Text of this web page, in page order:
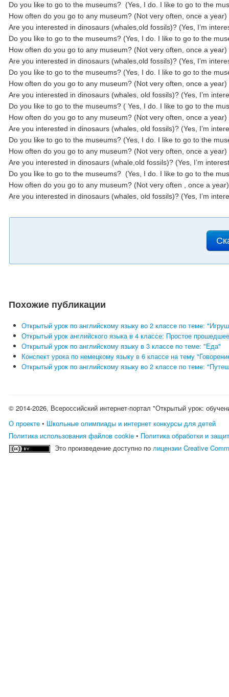
Do you like to go to the museums? (Yes, I do. I like to go to the
How often do you go to any museum? (Not very often, once a year)
Are you interested in dinosaurs (whales,old fossils)? (Yes, I’m
Do you like to go to the museums? (Yes, I do. I like to go to the
How often do you go to any museum? (Not very often, once a year)
Are you interested in dinosaurs (whales,old fossils)? (Yes, I’m
Do you like to go to the museums? (Yes, I do. I like to go to the
How often do you go to any museum? (Not very often, once a year)
Are you interested in dinosaurs (whales, old fossils)? (Yes, I’m
Do you like to go to the museums? ( Yes, I do. I like to go to the
How often do you go to any museum? (Not very often, once a year)
Are you interested in dinosaurs (whales, old fossils)? (Yes, I’m
Do you like to go to the museums? (Yes, I do. I like to go to the
How often do you go to any museum? (Not very often, once a year)
Are you interested in dinosaurs (whale,old fossils)? (Yes, I’m
Do you like to go to the museums? (Yes, I do. I like to go to the
How often do you go to any museum? (Not very often , once a year)
Are you interested in dinosaurs (whales, old
Похожие публикации
Открытый урок по английскому языку во 2 классе по теме:
Открытый урок английского языка в 4 классе: Простое
Открытый урок по английскому языку в 3 классе по теме: "Еда"
Конспект урока по немецкому языку в 6 классе на тему
Открытый урок по английскому языку во 2 классе по теме:
© 2014-2026, Всероссийский интернет-портал "Открытый урок:
О проекте • Школьные олимпиады и интернет конкурсы для детей
Политика использования файлов cookie • Политика обработки и
Это произведение доступно полицензии Creative